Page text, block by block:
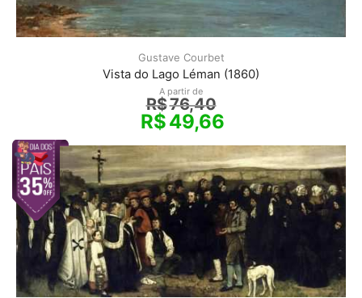
Gustave Courbet
Vista do Lago Léman (1860)
A partir de
R$76,40
R$49,66